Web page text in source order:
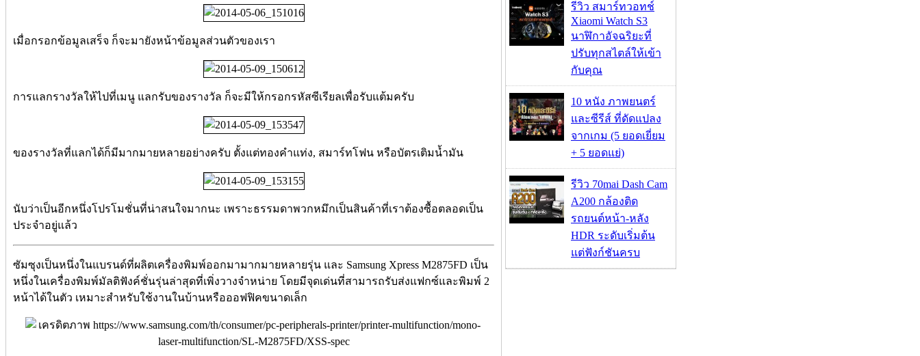
เมื่อกรอกข้อมูลเสร็จ ก็จะมายังหน้าข้อมูลส่วนตัวของเรา
การแลกรางวัลให้ไปที่เมนู แลกรับของรางวัล ก็จะมีให้กรอกรหัสซีเรียลเพื่อรับแต้มครับ
ของรางวัลที่แลกได้ก็มีมากมายหลายอย่างครับ ตั้งแต่ทองคำแท่ง, สมาร์ทโฟน หรือบัตรเติมน้ำมัน
นับว่าเป็นอีกหนึ่งโปรโมชั่นที่น่าสนใจมากนะ เพราะธรรมดาพวกหมึกเป็นสินค้าที่เราต้องซื้อตลอดเป็น
ประจำอยู่แล้ว
ซัมซุงเป็นหนึ่งในแบรนด์ที่ผลิตเครื่องพิมพ์ออกมามากมายหลายรุ่น และ Samsung Xpress M2875FD เป็น
หนึ่งในเครื่องพิมพ์มัลติฟังค์ชั่นรุ่นล่าสุดที่เพิ่งวางจำหน่าย โดยมีจุดเด่นที่สามารถรับส่งแฟกซ์และพิมพ์ 2
หน้าได้ในตัว เหมาะสำหรับใช้งานในบ้านหรือออฟฟิคขนาดเล็ก
รีวิว สมาร์ทวอทช์
Xiaomi Watch S3
นาฬิกาอัจฉริยะที่
ปรับทุกสไตล์ให้เข้า
กับคุณ
10 หนัง ภาพยนตร์
และซีรีส์ ที่ดัดแปลง
จากเกม (5 ยอดเยี่ยม
+ 5 ยอดแย่)
รีวิว 70mai Dash Cam
A200 กล้องติด
รถยนต์หน้า-หลัง
HDR ระดับเริ่มต้น
แต่ฟังก์ชันครบ